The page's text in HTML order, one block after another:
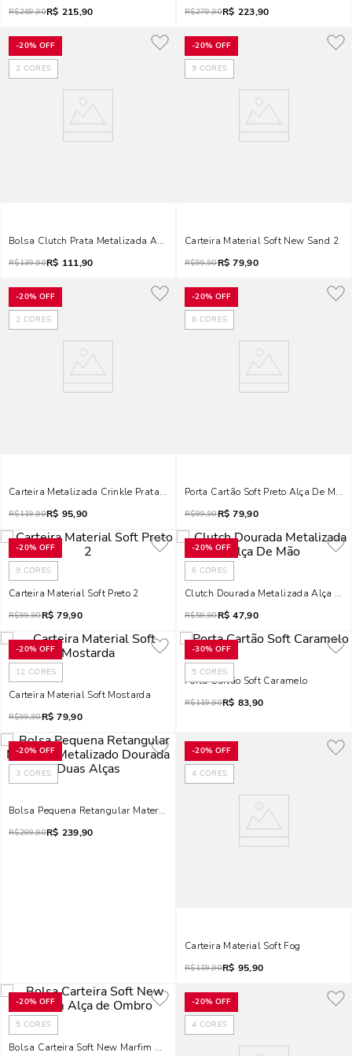
R$269,90R$ 215,90 R$279,90R$ 223,90
-20% OFF
2 CORES
Bolsa Clutch Prata Metalizada Alça Transversal
R$139,90R$ 111,90
-20% OFF
9 CORES
Carteira Material Soft New Sand 2
R$99,90R$ 79,90
-20% OFF
2 CORES
Carteira Metalizada Crinkle Prata Matelassê Alça De Mão
R$119,90R$ 95,90
-20% OFF
6 CORES
Porta Cartão Soft Preto Alça De Mão
R$99,90R$ 79,90
-20% OFF
9 CORES
Carteira Material Soft Preto 2
R$99,90R$ 79,90
-20% OFF
6 CORES
Clutch Dourada Metalizada Alça De
R$59,90R$ 47,90
-20% OFF
12 CORES
Carteira Material Soft Mostarda
R$99,90R$ 79,90
-30% OFF
5 CORES
Porta Cartão Soft Caramelo
R$119,90R$ 83,90
-20% OFF
3 CORES
Bolsa Pequena Retangular Material Metalizado Dourada Duas Alças
R$299,90R$ 239,90
-20% OFF
4 CORES
Carteira Material Soft Fog
R$119,90R$ 95,90
-20% OFF
5 CORES
Bolsa Carteira Soft New Marfim Alça De Ombro
-20% OFF
4 CORES